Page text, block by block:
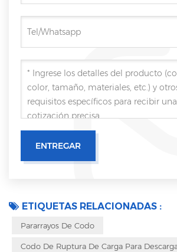
ETIQUETAS RELACIONADAS :
Pararrayos De Codo
Codo De Ruptura De Carga Para